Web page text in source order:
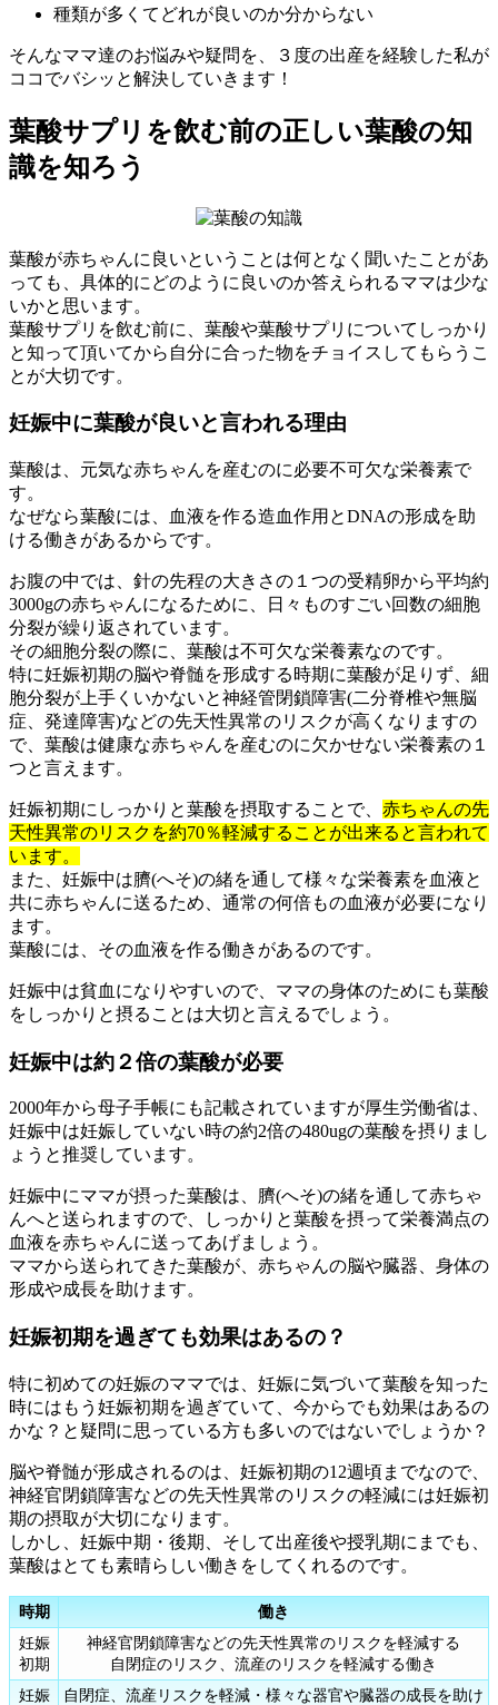
種類が多くてどれが良いのか分からない
そんなママ達のお悩みや疑問を、３度の出産を経験した私が
ココでバシッと解決していきます！
葉酸サプリを飲む前の正しい葉酸の知
識を知ろう
葉酸が赤ちゃんに良いということは何となく聞いたことがあ
っても、具体的にどのように良いのか答えられるママは少な
いかと思います。
葉酸サプリを飲む前に、葉酸や葉酸サプリについてしっかり
と知って頂いてから自分に合った物をチョイスしてもらうこ
とが大切です。
妊娠中に葉酸が良いと言われる理由
葉酸は、元気な赤ちゃんを産むのに必要不可欠な栄養素で
す。
なぜなら葉酸には、血液を作る造血作用とDNAの形成を助
ける働きがあるからです。
お腹の中では、針の先程の大きさの１つの受精卵から平均約
3000gの赤ちゃんになるために、日々ものすごい回数の細胞
分裂が繰り返されています。
その細胞分裂の際に、葉酸は不可欠な栄養素なのです。
特に妊娠初期の脳や脊髄を形成する時期に葉酸が足りず、細
胞分裂が上手くいかないと神経管閉鎖障害(二分脊椎や無脳
症、発達障害)などの先天性異常のリスクが高くなりますの
で、葉酸は健康な赤ちゃんを産むのに欠かせない栄養素の１
つと言えます。
妊娠初期にしっかりと葉酸を摂取することで、 赤ちゃんの先
天性異常のリスクを約70％軽減することが出来ると言われて
います。
また、妊娠中は臍(へそ)の緒を通して様々な栄養素を血液と
共に赤ちゃんに送るため、通常の何倍もの血液が必要になり
ます。
葉酸には、その血液を作る働きがあるのです。
妊娠中は貧血になりやすいので、ママの身体のためにも葉酸
をしっかりと摂ることは大切と言えるでしょう。
妊娠中は約２倍の葉酸が必要
2000年から母子手帳にも記載されていますが厚生労働省は、
妊娠中は妊娠していない時の約2倍の480ugの葉酸を摂りまし
ょうと推奨しています。
妊娠中にママが摂った葉酸は、臍(へそ)の緒を通して赤ちゃ
んへと送られますので、しっかりと葉酸を摂って栄養満点の
血液を赤ちゃんに送ってあげましょう。
ママから送られてきた葉酸が、赤ちゃんの脳や臓器、身体の
形成や成長を助けます。
妊娠初期を過ぎても効果はあるの？
特に初めての妊娠のママでは、妊娠に気づいて葉酸を知った
時にはもう妊娠初期を過ぎていて、今からでも効果はあるの
かな？と疑問に思っている方も多いのではないでしょうか？
脳や脊髄が形成されるのは、妊娠初期の12週頃までなので、
神経官閉鎖障害などの先天性異常のリスクの軽減には妊娠初
期の摂取が大切になります。
しかし、妊娠中期・後期、そして出産後や授乳期にまでも、
葉酸はとても素晴らしい働きをしてくれるのです。
時期
働き
妊娠
初期
神経官閉鎖障害などの先天性異常のリスクを軽減する
自閉症のリスク、流産のリスクを軽減する働き
妊娠
自閉症、流産リスクを軽減・様々な器官や臓器の成長を助け